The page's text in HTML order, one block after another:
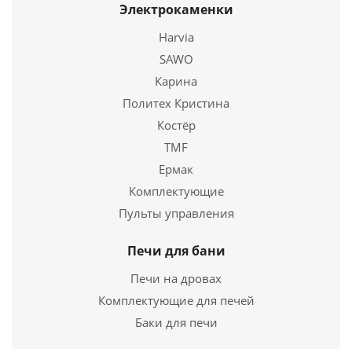
Подробнее
Купить в 1 клик
Электрокаменки
Harvia
SAWO
Карина
Политех Кристина
Костёр
TMF
Ермак
Комплектующие
Пульты управления
Печи для бани
Печи на дровах
Комплектующие для печей
Баки для печи